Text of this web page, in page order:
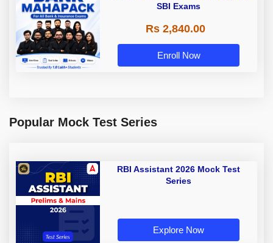
SBI Exams
Rs 2,840.00
Enroll Now
Popular Mock Test Series
RBI Assistant 2026 Mock Test
Series
Explore Now